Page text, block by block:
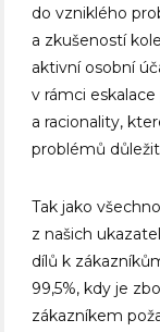
do vzniklého
a zkušeností
aktivní osobní
v rámci
a racionality,
problémů
Tak jako
z našich
dílů k
99,5%, kdy je
zákazníkem